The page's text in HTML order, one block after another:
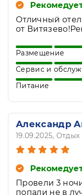
Отличный
от
Размещение
Сервис и
Питание
Александр
19.09.2025, Отдых
Провели 3
попали не в